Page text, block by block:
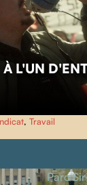
L'UN
, Travail
Parc